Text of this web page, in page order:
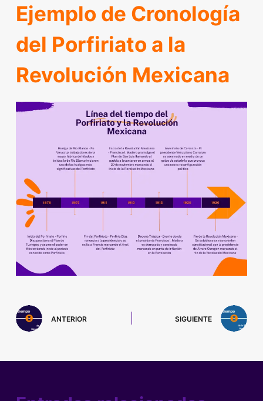
Ejemplo de Cronología
del Porfiriato a la
Revolución Mexicana
ANTERIOR SIGUIENTE